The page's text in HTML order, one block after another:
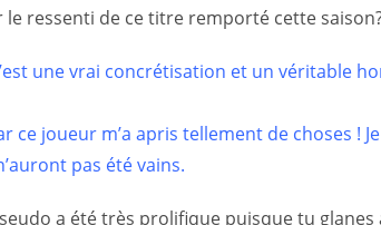
ressenti de ce titre remporté cette
une vrai concrétisation et un véritable
ce joueur m’a apris tellement de choses !
pas été vains.
a été très prolifique puisque tu